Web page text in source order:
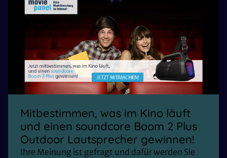
Mitbestimmen, was im Kino läuft
und einen soundcore Boom 2 Plus
Outdoor Lautsprecher gewinnen!
Ihre Meinung ist gefragt und dafür werden Sie